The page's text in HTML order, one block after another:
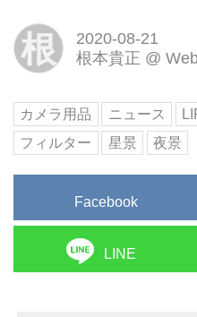
根
2020-08-21
根本貴正 @
カメラ用品 ニュース
フィルター
星景 夜景
Facebook
LINE